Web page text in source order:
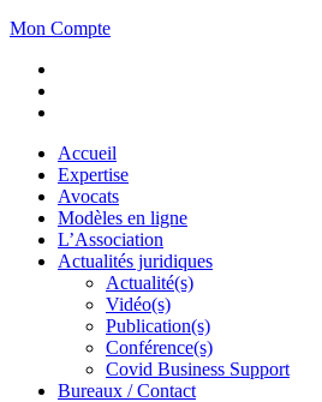
Mon Compte
Accueil
Expertise
Avocats
Modèles en ligne
L’Association
Actualités juridiques
Actualité(s)
Vidéo(s)
Publication(s)
Conférence(s)
Covid Business Support
Bureaux / Contact